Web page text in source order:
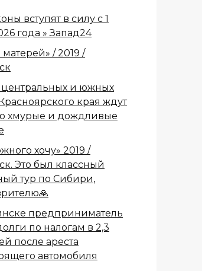
вступят в силу с 1
года » Запад24
/ 2019 /
и южных
края ждут
хмурые и дождливые
хочу» 2019 /
Это был классный
тур по Сибири,
предприниматель
по налогам в 2,3
после ареста
автомобиля